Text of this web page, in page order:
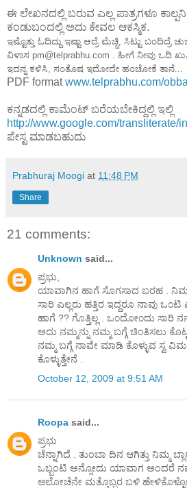
ಈ ಲೇಖನದಲ್ಲಿ ಬರುವ ಎಲ್ಲ ಪಾತ್ರಗಳೂ
ಕಂಡುಬಂದಲ್ಲಿ ಅದು ಕೇವಲ ಆಕಸ್ಮಿಕ.
ಇಷ್ಟೊತ್ತು ಓದಿದ್ದು ಇಷ್ಟಾ ಆದ್ರೆ ಮೆಚ್ಚಿ, ಸಿಟ್ಟು ಬಂದಿದ್ರೆ
ವಿಳಾಸ pm@telprabhu.com . ಹೀಗೆ ನೀವು ಒದಿ
ಇದನ್ನ ಕಳಿಸಿ, ಸಂತೊಷ ಇದೋದೇ ಹಂಚೋಕೆ ತಾನೆ...
PDF formatwww.telprabhu.com/
ಕನ್ನಡದಲ್ಲಿ ಕಾಮೆಂಟ್ ಬರೆಯಬೇಕಿದ್ದಲ್ಲಿ ಇಲ್ಲಿ
http://www.google.com/transliterate/
ಪೇಸ್ಟ ಮಾಡಬಹುದು
Prabhuraj Moogi at 11:48 PM
Share
21 comments:
Unknown said...
ಪ್ರಭು,
ಯಾವಾಗಿನ ಹಾಗೆ ಸೊಗಸಾದ ಬರಹ .
ಸಾರಿ ಎಲ್ಲರು ಹತ್ತಿರ ಇದ್ದರೂ ನಾವು
ಹಾಗೆ ?? ಗೊತ್ತಿಲ್ಲ . ಒ೦ದೋ೦ದು ಸಾರಿ
ಅದು ನಮ್ಮನ್ನು ನಮ್ಮ ಬಗ್ಗೆ ಚಿ೦ತಿಸಲು
ನಮ್ಮ ಬಗ್ಗೆ ನಾವೇ ಮಾಡಿ ಕೊಳ್ಳುವ ಸ್ವ
ಕೊಳ್ಳುತ್ತೇನೆ .
October 12, 2009 at 9:51 AM
Roopa said...
ಪ್ರಭು
ಚೆನ್ನಾಗಿದೆ . ತುಂಬಾ ದಿನ ಆಗಿತ್ತು ನಿಮ್ಮ
ಒಬ್ಬಂಟಿ ಅನ್ಸೋದು ಯಾವಾಗ ಅಂದರೆ
ಆಲೋಚೆನೇ ಮತ್ತೊಬ್ಬರ ಬಳಿ